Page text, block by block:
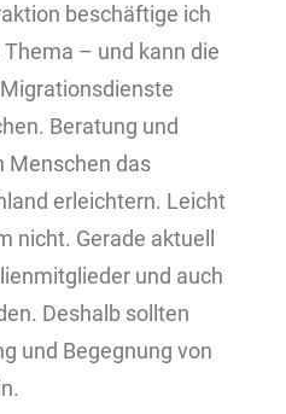
beschäftige ich
– und kann die
Beratung und
Menschen das
erleichtern. Leicht
nicht. Gerade aktuell
und auch
Deshalb sollten
und Begegnung von